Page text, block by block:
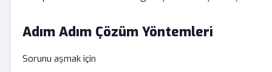
Adım Adım Çözüm Yöntemleri
Sorunu aşmak için